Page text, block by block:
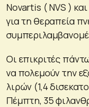
Novartis ( NVS )
για τη θεραπεία
Οι επικριτές
να πολεμούν την
λιρών (1,4
Πέμπτη, 35